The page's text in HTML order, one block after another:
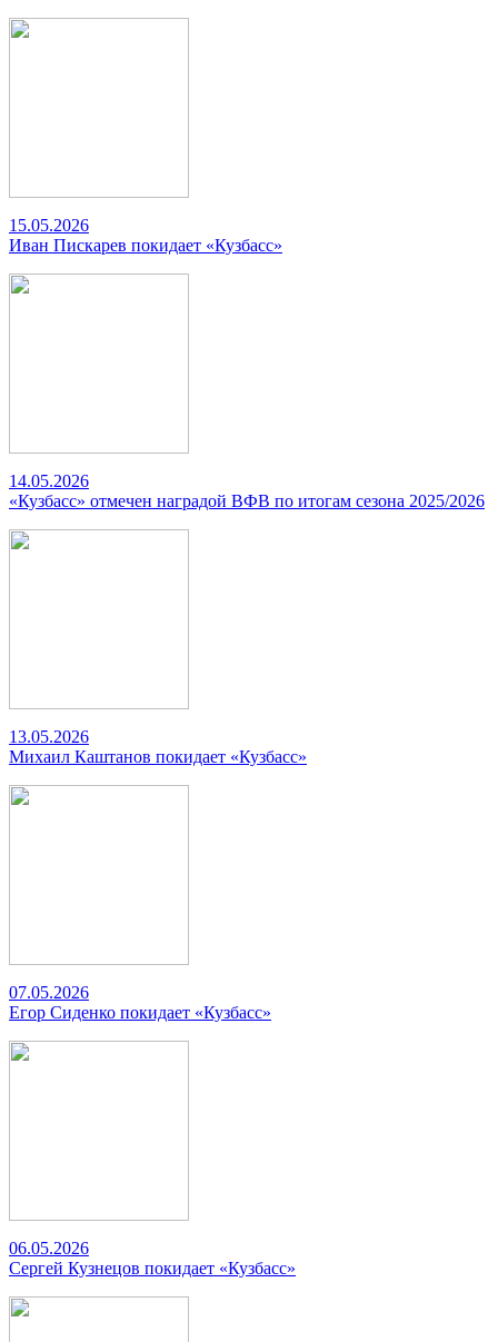
15.05.2026
Иван Пискарев покидает «Кузбасс»
14.05.2026
«Кузбасс» отмечен наградой ВФВ по итогам сезона 2025/2026
13.05.2026
Михаил Каштанов покидает «Кузбасс»
07.05.2026
Егор Сиденко покидает «Кузбасс»
06.05.2026
Сергей Кузнецов покидает «Кузбасс»